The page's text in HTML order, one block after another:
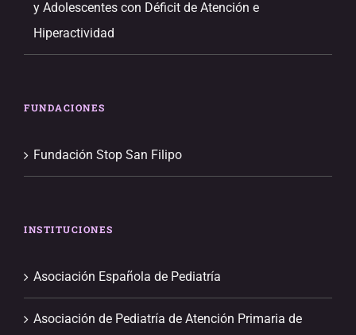
y Adolescentes con Déficit de Atención e
Hiperactividad
FUNDACIONES
Fundación Stop San Filipo
INSTITUCIONES
Asociación Española de Pediatría
Asociación de Pediatría de Atención Primaria de